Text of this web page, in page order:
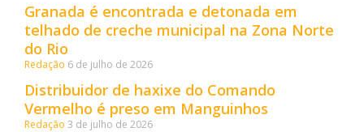
Granada é encontrada e detonada em
telhado de creche municipal na Zona Norte
do Rio
Redação 6 de julho de 2026
Distribuidor de haxixe do Comando
Vermelho é preso em Manguinhos
Redação 3 de julho de 2026